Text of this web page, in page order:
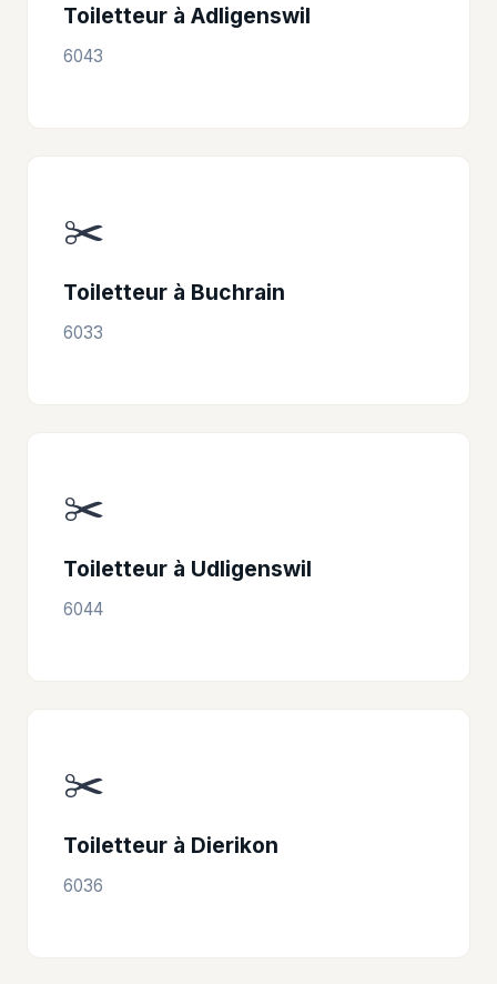
Toiletteur à Adligenswil
6043
✂️
Toiletteur à Buchrain
6033
✂️
Toiletteur à Udligenswil
6044
✂️
Toiletteur à Dierikon
6036